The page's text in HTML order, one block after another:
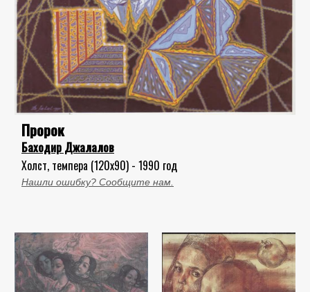
Пророк
Баходир Джалалов
Холст, темпера (120x90) - 1990 год
Нашли ошибку? Сообщите нам.